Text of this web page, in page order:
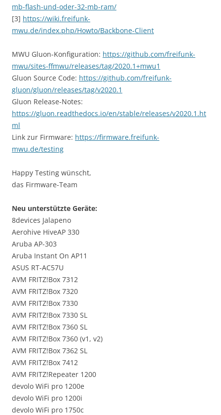
mb-flash-und-oder-32-mb-ram/
[3] https://wiki.freifunk-
mwu.de/index.php/Howto/Backbone-Client
MWU Gluon-Konfiguration: https://github.com/freifunk-
mwu/sites-ffmwu/releases/tag/2020.1+mwu1
Gluon Source Code: https://github.com/freifunk-
gluon/gluon/releases/tag/v2020.1
Gluon Release-Notes:
https://gluon.readthedocs.io/en/stable/releases/v2020.1.ht
ml
Link zur Firmware: https://firmware.freifunk-
mwu.de/testing
Happy Testing wünscht,
das Firmware-Team
Neu unterstützte Geräte:
8devices Jalapeno
Aerohive HiveAP 330
Aruba AP-303
Aruba Instant On AP11
ASUS RT-AC57U
AVM FRITZ!Box 7312
AVM FRITZ!Box 7320
AVM FRITZ!Box 7330
AVM FRITZ!Box 7330 SL
AVM FRITZ!Box 7360 SL
AVM FRITZ!Box 7360 (v1, v2)
AVM FRITZ!Box 7362 SL
AVM FRITZ!Box 7412
AVM FRITZ!Repeater 1200
devolo WiFi pro 1200e
devolo WiFi pro 1200i
devolo WiFi pro 1750c